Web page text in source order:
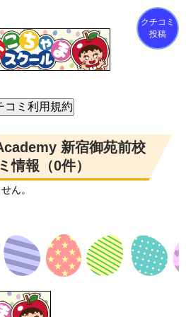
クチコミ
投稿
新宿御苑前校
情報（0件）
ん。